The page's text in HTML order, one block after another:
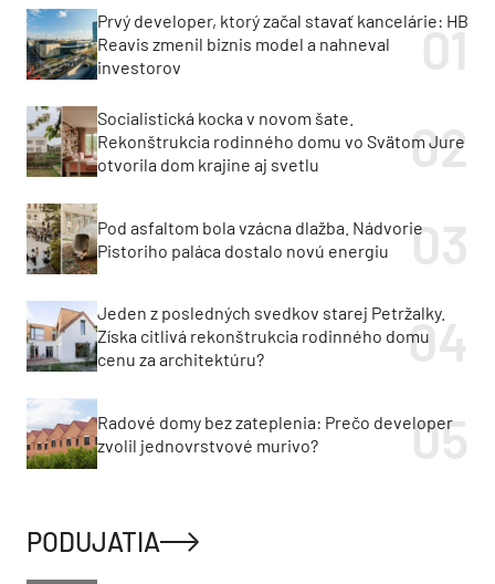
Prvý developer, ktorý začal stavať kancelárie: HB
Reavis zmenil biznis model a nahneval
investorov
Socialistická kocka v novom šate.
Rekonštrukcia rodinného domu vo Svätom Jure
otvorila dom krajine aj svetlu
Pod asfaltom bola vzácna dlažba. Nádvorie
Pistoriho paláca dostalo novú energiu
Jeden z posledných svedkov starej Petržalky.
Získa citlivá rekonštrukcia rodinného domu
cenu za architektúru?
Radové domy bez zateplenia: Prečo developer
zvolil jednovrstvové murivo?
PODUJATIA